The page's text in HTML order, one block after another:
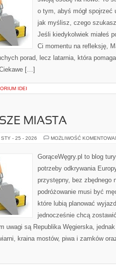
o tym, abyś mógł
jak myślisz, czego
Jeśli kiedykolwiek miałeś
Ci momentu na refleksję,
porad, lecz latarnia, która
[…]
IDEI
MIASTA
STY - 25 - 2026 MOŻLIWOŚĆ
GorąceWęgry.pl to blog
potrzeby odkrywania
przystępny, bez zbędnego
podróżowanie musi być
które lubią planować
jednocześnie chcą
uwagi są Republika Węgierska,
kraina mostów, piwa i zamków